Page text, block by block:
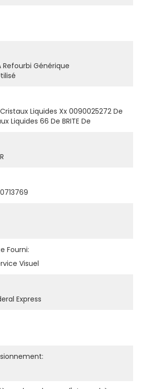
Refourbi Générique
Liquides Xx 0090025272 De
Liquides 66 De BRITE De
Fourni:
Visuel
Express